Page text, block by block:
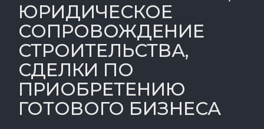
СДЕЛКИ ПО
ПРИОБРЕТЕНИЮ
ГОТОВОГО БИЗНЕСА